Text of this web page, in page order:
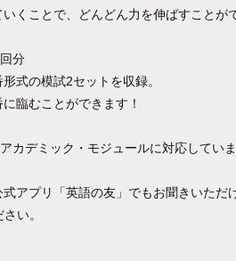
くことで、どんどん力を伸ばすことが
分
式の模試2セットを収録。
臨むことができます！
カデミック・モジュールに対応していま
アプリ「英語の友」でもお聞きいた
い。